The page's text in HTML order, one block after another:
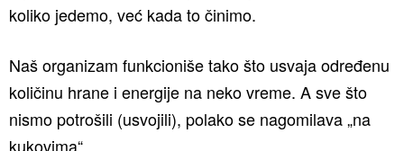
koliko jedemo, već kada to činimo.
Naš organizam funkcioniše tako što usvaja određenu
količinu hrane i energije na neko vreme. A sve što
nismo potrošili (usvojili), polako se nagomilava „na
kukovima“.